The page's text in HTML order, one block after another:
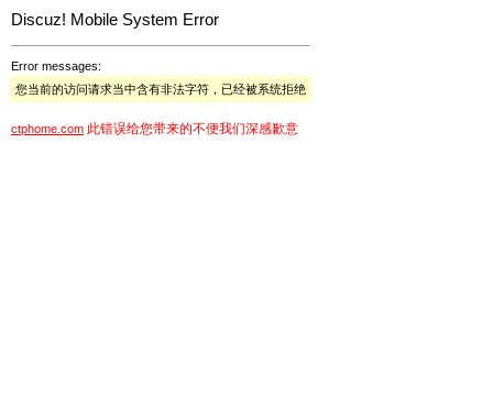
Discuz! Mobile System Error
Error messages:
您当前的访问请求当中含有非法字符，已经被系统拒绝
ctphome.com 此错误给您带来的不便我们深感歉意